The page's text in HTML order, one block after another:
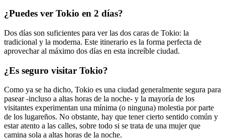
¿Puedes ver Tokio en 2 días?
Dos días son suficientes para ver las dos caras de Tokio: la
tradicional y la moderna. Este itinerario es la forma perfecta de
aprovechar al máximo dos días en esta increíble ciudad.
¿Es seguro visitar Tokio?
Como ya se ha dicho, Tokio es una ciudad generalmente segura para
pasear -incluso a altas horas de la noche- y la mayoría de los
visitantes experimentan una mínima (o ninguna) molestia por parte
de los lugareños. No obstante, hay que tener cierto sentido común y
estar atento a las calles, sobre todo si se trata de una mujer que
camina sola a altas horas de la noche.